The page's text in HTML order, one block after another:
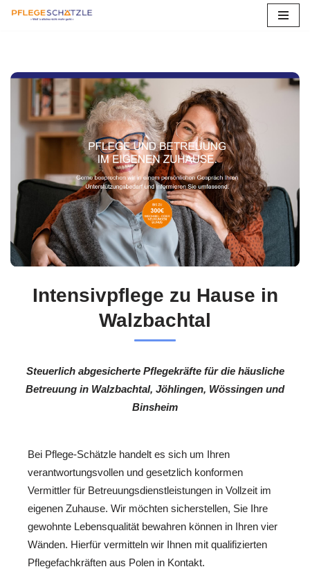
springen
Intensivpflege zu Hause in
Walzbachtal
Steuerlich abgesicherte Pflegekräfte für die häusliche
Betreuung in Walzbachtal, Jöhlingen, Wössingen und
Binsheim
Bei Pflege-Schätzle handelt es sich um Ihren
verantwortungsvollen und gesetzlich konformen
Vermittler für Betreuungsdienstleistungen in Vollzeit im
eigenen Zuhause. Wir möchten sicherstellen, Sie Ihre
gewohnte Lebensqualität bewahren können in Ihren vier
Wänden. Hierfür vermitteln wir Ihnen mit qualifizierten
Pflegefachkräften aus Polen in Kontakt.